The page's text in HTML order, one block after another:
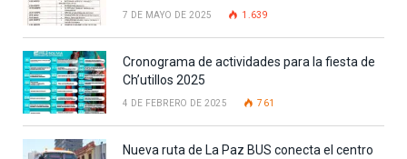
7 DE MAYO DE 2025 1.639
Cronograma de actividades para la fiesta de
Ch’utillos 2025
4 DE FEBRERO DE 2025 761
Nueva ruta de La Paz BUS conecta el centro